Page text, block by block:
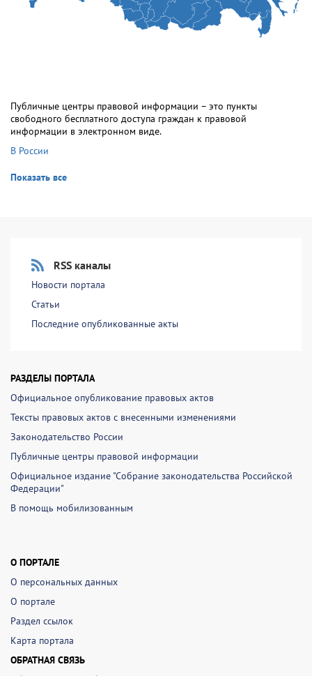
Публичные центры правовой информации – это пункты
свободного бесплатного доступа граждан к правовой
информации в электронном виде.
В России
Показать все
RSS каналы
Новости портала
Статьи
Последние опубликованные акты
РАЗДЕЛЫ ПОРТАЛА
Официальное опубликование правовых актов
Тексты правовых актов с внесенными изменениями
Законодательство России
Публичные центры правовой информации
Официальное издание "Собрание законодательства Российской
Федерации"
В помощь мобилизованным
О ПОРТАЛЕ
О персональных данных
О портале
Раздел ссылок
Карта портала
ОБРАТНАЯ СВЯЗЬ